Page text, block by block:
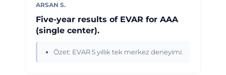
ARSAN S.
Five-year results of EVAR for AAA
(single center).
Özet: EVAR 5 yıllık tek merkez deneyimi.